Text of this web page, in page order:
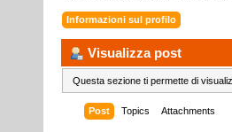
Informazioni sul profilo
Visualizza post
Questa sezione ti permette di
Post Topics Attachments